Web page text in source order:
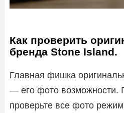
Как проверить
бренда Stone Island.
Главная фишка
— его фото возможности.
проверьте все фото